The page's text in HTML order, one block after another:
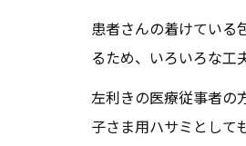
患者さんの着けている
るため、いろいろな工
左利きの医療従事者の
子さま用ハサミとして